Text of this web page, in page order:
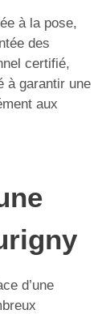
à la pose,
des
certifié,
à garantir une
aux
d’une